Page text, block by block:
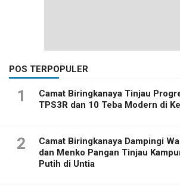
POS TERPOPULER
1
Camat Biringkanaya Tinjau
TPS3R dan 10 Teba Modern di
2
Camat Biringkanaya Dampingi
dan Menko Pangan Tinjau
Putih di Untia